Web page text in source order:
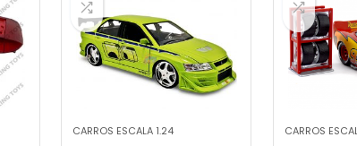
CARROS ESCALA 1.24 CARROS